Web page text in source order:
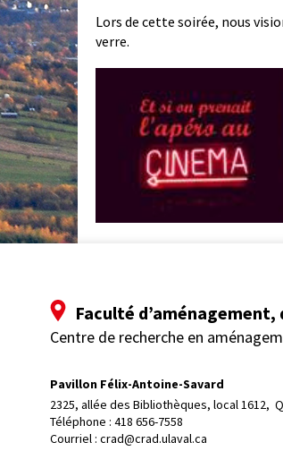
Lors de cette soirée, nous
verre.
Faculté
Centre de recherche en
Pavillon Félix-Antoine-Savard
2325, allée des Bibliothèques, local 1612,
Téléphone : 418 656-7558
Courriel : crad@crad.ulaval.ca